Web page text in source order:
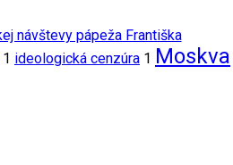
návštevy pápeža Františka
1 ideologická cenzúra 1 Moskva